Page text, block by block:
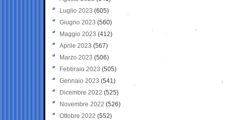
Luglio 2023 (605)
Giugno 2023 (560)
Maggio 2023 (412)
Aprile 2023 (567)
Marzo 2023 (506)
Febbraio 2023 (505)
Gennaio 2023 (541)
Dicembre 2022 (525)
Novembre 2022 (526)
Ottobre 2022 (552)